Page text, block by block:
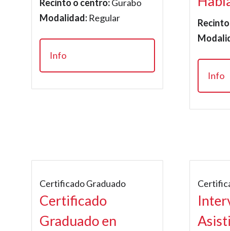
Recinto o centro:Gurabo
Modalidad: Regular
Info
Info
Certificado Graduado
Certificado
Graduado en